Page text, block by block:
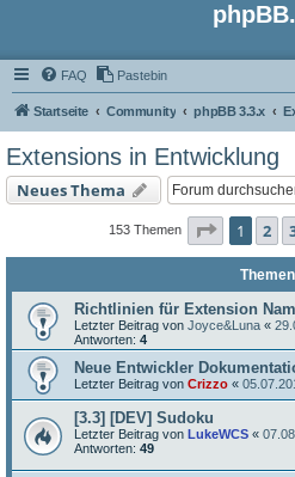
FAQ Pastebin
Startseite Community phpBB 3.3.x
Extensions in Entwicklung
Neues Thema
153 Themen Seite 1
1 2
Themen
Richtlinien für Extension
Letzter Beitrag von Joyce&Luna «
Antworten: 4
Neue Entwickler
Letzter Beitrag von Crizzo «
[3.3] [DEV] Sudoku
Letzter Beitrag von LukeWCS «
Antworten: 49